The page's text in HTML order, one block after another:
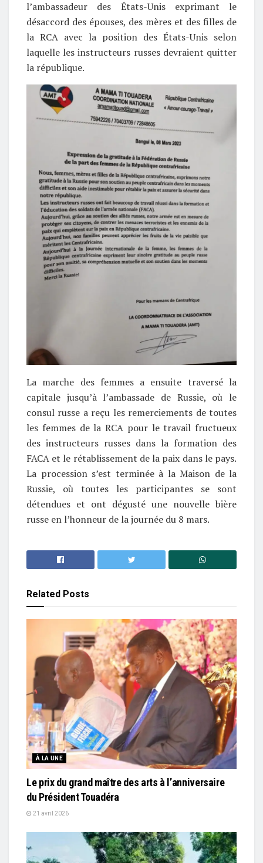
l’ambassadeur des États-Unis exprimant le
désaccord des épouses, des mères et des filles de
la RCA avec la position des États-Unis selon
laquelle les instructeurs russes devraient quitter
la république.
La marche des femmes a ensuite traversé la
capitale jusqu’à l’ambassade de Russie, où le
consul russe a reçu les remerciements de toutes
les femmes de la RCA pour le travail fructueux
des instructeurs russes dans la formation des
FACA et le rétablissement de la paix dans le pays.
La procession s’est terminée à la Maison de la
Russie, où toutes les participantes se sont
détendues et ont dégusté une nouvelle bière
russe en l’honneur de la journée du 8 mars.
Related Posts
À LA UNE
Le prix du grand maître des arts à l’anniversaire
du Président Touadéra
21 avril 2026